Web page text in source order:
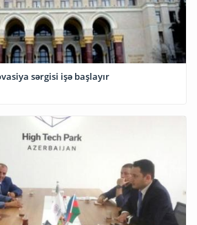
sərgisi işə başlayır